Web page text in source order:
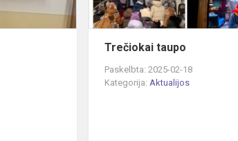
Trečiokai taupo
Paskelbta: 2025-02-18
Kategorija:Aktualijos